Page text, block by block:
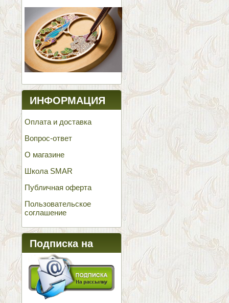
ИНФОРМАЦИЯ
Оплата и доставка
Вопрос-ответ
О магазине
Школа SMAR
Публичная оферта
Пользовательское
соглашение
Подписка на
новости